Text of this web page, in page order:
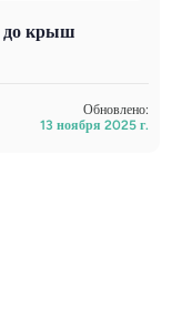
до крыш
Обновлено:
13 ноября 2025 г.